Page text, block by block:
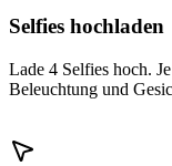
Selfies hochladen
Lade 4 Selfies hoch.
Beleuchtung und